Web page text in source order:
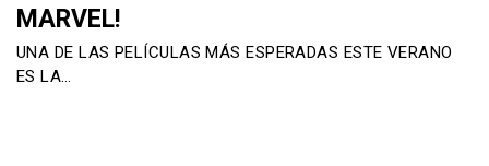
MARVEL!
UNA DE LAS PELÍCULAS MÁS ESPERADAS ESTE VERANO
ES LA…